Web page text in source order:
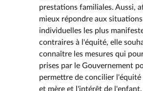
prestations familiales. Aussi,
mieux répondre aux situations
individuelles les plus
contraires à l'équité, elle
connaître les mesures qui
prises par le Gouvernement
permettre de concilier l'équité
et mère et l'intérêt de l'enfant.